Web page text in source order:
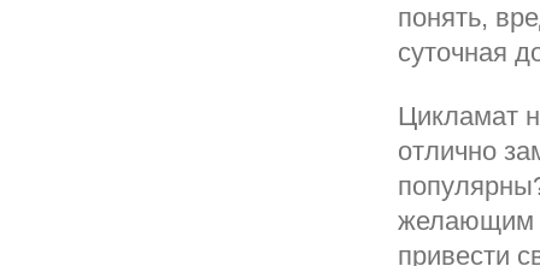
понять,
суточная
Цикламат
отлично
желающим
привести